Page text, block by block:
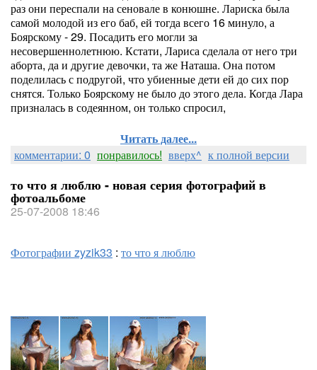
раз они переспали на сеновале в конюшне. Лариска была
самой молодой из его баб, ей тогда всего 16 минуло, а
Боярскому - 29. Посадить его могли за
несовершеннолетнюю. Кстати, Лариса сделала от него три
аборта, да и другие девочки, та же Наташа. Она потом
поделилась с подругой, что убиенные дети ей до сих пор
снятся. Только Боярскому не было до этого дела. Когда Лара
призналась в содеянном, он только спросил,
Читать далее...
комментарии: 0 понравилось! вверх^ к полной версии
то что я люблю - новая серия фотографий в
фотоальбоме
25-07-2008 18:46
Фотографии zyzik33 : то что я люблю